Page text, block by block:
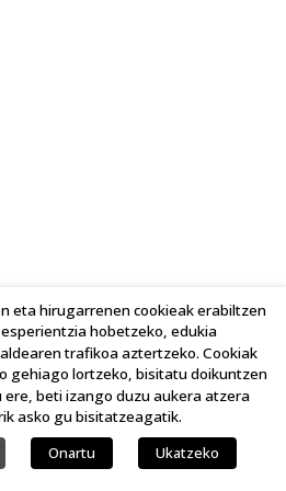
eta hirugarrenen cookieak erabiltzen
hobetzeko, edukia
trafikoa aztertzeko. Cookiak
gehiago lortzeko, bisitatu doikuntzen
beti izango duzu aukera atzera
asko gu bisitatzeagatik.
Onartu Ukatzeko